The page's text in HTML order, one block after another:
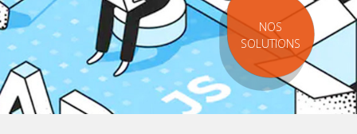
NOS
SOLUTIONS